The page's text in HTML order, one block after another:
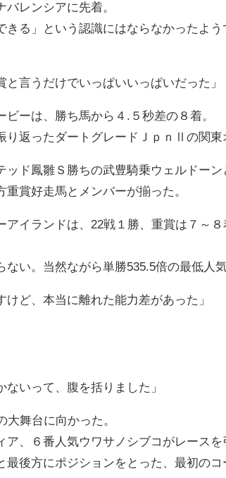
レンシアに先着。
きる」という認識にはならなかったよ
と言うだけでいっぱいいっぱいだった」
ーは、勝ち馬から４.５秒差の８着。
り返ったダートグレードＪｐｎⅡの関東
ッド鳳雛Ｓ勝ちの武豊騎乗ウェルドー
賞好走馬とメンバーが揃った。
アイランドは、22戦１勝、重賞は７～
い。当然ながら単勝535.5倍の最低人気
けど、本当に離れた能力差があった」
ないって、腹を括りました」
大舞台に向かった。
、６番人気ウワサノシブコがレース
最後方にポジションをとった、最初の